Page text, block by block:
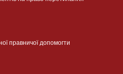
правничої допомогти